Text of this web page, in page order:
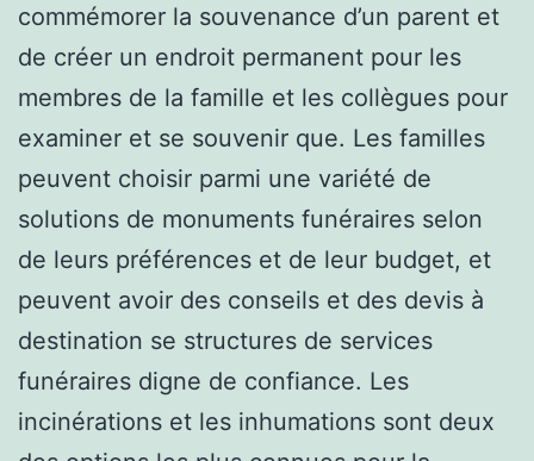
commémorer la souvenance d’un parent et
de créer un endroit permanent pour les
membres de la famille et les collègues pour
examiner et se souvenir que. Les familles
peuvent choisir parmi une variété de
solutions de monuments funéraires selon
de leurs préférences et de leur budget, et
peuvent avoir des conseils et des devis à
destination se structures de services
funéraires digne de confiance. Les
incinérations et les inhumations sont deux